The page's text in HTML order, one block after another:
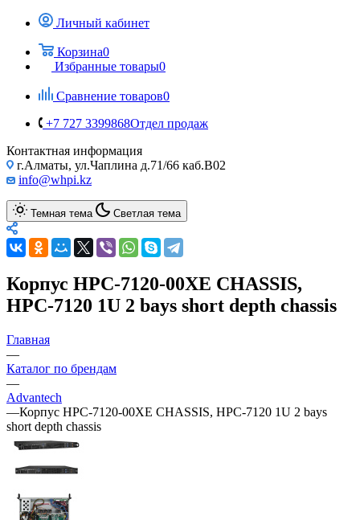
Личный кабинет
Корзина0
Избранные товары0
Сравнение товаров0
+7 727 3399868Отдел продаж
Контактная информация
г.Алматы, ул.Чаплина д.71/66 каб.B02
info@whpi.kz
Темная тема Светлая тема
Корпус HPC-7120-00XE CHASSIS,
HPC-7120 1U 2 bays short depth chassis
Главная
—
Каталог по брендам
—
Advantech
—Корпус HPC-7120-00XE CHASSIS, HPC-7120 1U 2 bays
short depth chassis